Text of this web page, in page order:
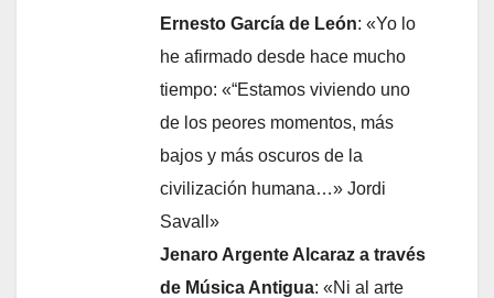
Ernesto García de León: «Yo lo
he afirmado desde hace mucho
tiempo: «“Estamos viviendo uno
de los peores momentos, más
bajos y más oscuros de la
civilización humana…» Jordi
Savall»
Jenaro Argente Alcaraz a través
de Música Antigua: «Ni al arte